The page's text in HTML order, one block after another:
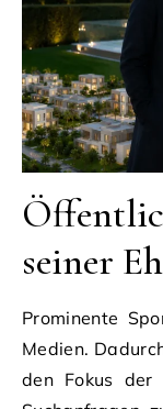
seiner
Prominente
Medien.
den Fokus der